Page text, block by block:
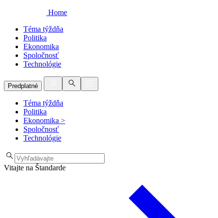
Home
Téma týždňa
Politika
Ekonomika
Spoločnosť
Technológie
Predplatné
Téma týždňa
Politika
Ekonomika >
Spoločnosť
Technológie
Vitajte na Štandarde